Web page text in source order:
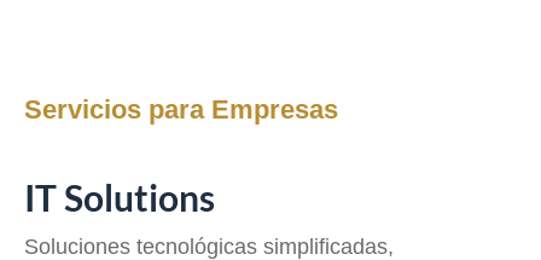
Servicios para Empresas
IT Solutions
Soluciones tecnológicas simplificadas,